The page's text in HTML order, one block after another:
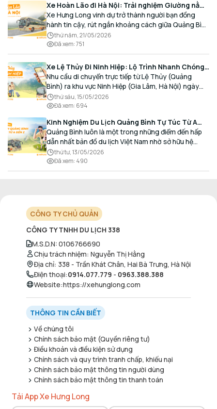
Xe Hoàn Lão đi Hà Nội: Trải nghiệm Giường nằm
Cao cấp, Đón trả Tận nơi
Xe Hưng Long vinh dự trở thành người bạn đồng
hành tin cậy, rút ngắn khoảng cách giữa Quảng Bình
và Thủ đô bằng chất lượng dịch vụ chuẩn mực.
thứ năm, 21/05/2026
Đã xem:751
Xe Lệ Thủy Đi Ninh Hiệp: Lộ Trình Nhanh Chóng,
Đón Trả Tận Nơi
Nhu cầu di chuyển trực tiếp từ Lệ Thủy (Quảng
Bình) ra khu vực Ninh Hiệp (Gia Lâm, Hà Nội) ngày
càng gia tăng, đặc biệt đối với các hành khách có
nhu cầu giao thương, kinh doanh và mua sắm.
thứ sáu, 15/05/2026
Đã xem: 694
Kinh Nghiệm Du Lịch Quảng Bình Tự Túc Từ A
Đến Z Chi Tiết Nhất
Quảng Bình luôn là một trong những điểm đến hấp
dẫn nhất bản đồ du lịch Việt Nam nhờ sở hữu hệ
thống hang động kỳ vĩ, những bãi biển hoang sơ và
nét ẩm thực đậm đà bản sắc.
thứ tư, 13/05/2026
Đã xem: 490
CÔNG TY CHỦ QUẢN
CÔNG TY TNHH DU LỊCH 338
M.S.D.N: 0106766690
Chịu trách nhiệm: Nguyễn Thị Hằng
Địa chỉ: 338 - Trần Khát Chân, Hai Bà Trưng, Hà Nội
Điện thoại:0914.077.779 - 0963.388.388
Website:https://xehunglong.com
THÔNG TIN CẦN BIẾT
Về chúng tôi
Chính sách bảo mật (Quyền riêng tư)
Điều khoản và điều kiện sử dụng
Chính sách và quy trình tranh chấp, khiếu nại
Chính sách bảo mật thông tin người dùng
Chính sách bảo mật thông tin thanh toán
Tải App Xe Hưng Long